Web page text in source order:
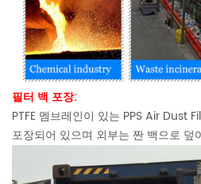
필터 백 포장:
PTFE 멤브레인이 있는 PPS Air Dust
포장되어 있으며 외부는 짠 백으로 덮